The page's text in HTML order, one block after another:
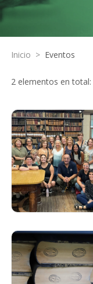
Inicio > Eventos
2 elementos en total: